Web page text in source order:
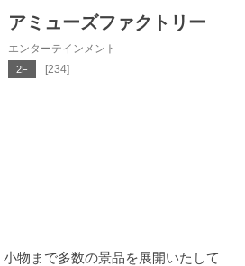
アミューズファクトリー
エンターテインメント
2F [234]
物まで多数の景品を展開いたして